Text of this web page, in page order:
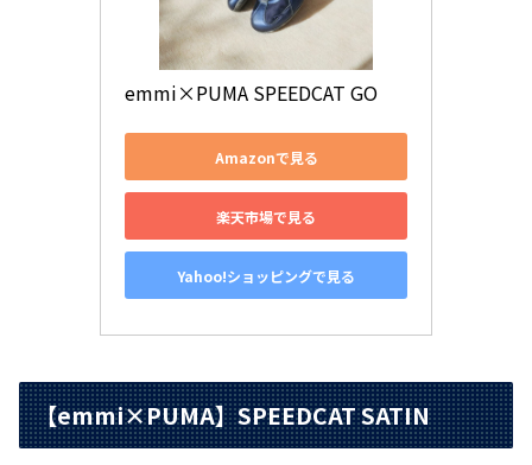
emmi×PUMA SPEEDCAT GO
Amazonで見る
楽天市場で見る
Yahoo!ショッピングで見る
【emmi×PUMA】SPEEDCAT SATIN